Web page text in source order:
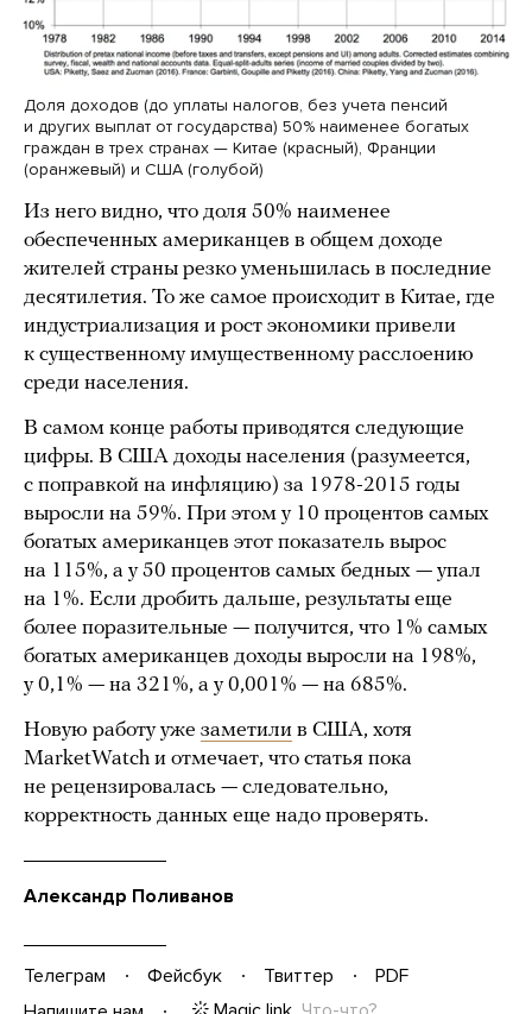
Доля доходов (до уплаты налогов, без учета пенсий
и других выплат от государства) 50% наименее богатых
граждан в трех странах — Китае (красный), Франции
(оранжевый) и США (голубой)
Из него видно, что доля 50% наименее
обеспеченных американцев в общем доходе
жителей страны резко уменьшилась в последние
десятилетия. То же самое происходит в Китае, где
индустриализация и рост экономики привели
к существенному имущественному расслоению
среди населения.
В самом конце работы приводятся следующие
цифры. В США доходы населения (разумеется,
с поправкой на инфляцию) за 1978-2015 годы
выросли на 59%. При этом у 10 процентов самых
богатых американцев этот показатель вырос
на 115%, а у 50 процентов самых бедных — упал
на 1%. Если дробить дальше, результаты еще
более поразительные — получится, что 1% самых
богатых американцев доходы выросли на 198%,
у 0,1% — на 321%, а у 0,001% — на 685%.
Новую работу уже заметили в США, хотя
MarketWatch и отмечает, что статья пока
не рецензировалась — следовательно,
корректность данных еще надо проверять.
Александр Поливанов
Телеграм Фейсбук Твиттер
PDF